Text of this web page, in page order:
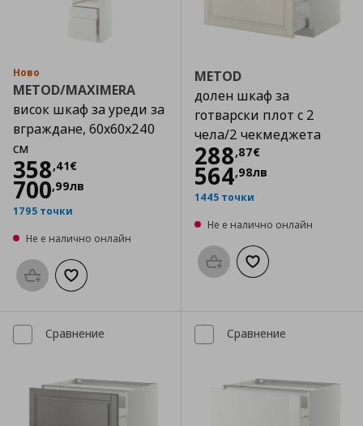
Ново
METOD/MAXIMERA
висок шкаф за уреди за
вграждане, 60x60x240
см
358,41€
Цена
700,99лв
1795 точки
Не е налично онлайн
Προσθήκη στο καλάθι
Добави към списъка с любими
METOD
долен шкаф за
готварски плот с 2
чела/2 чекмеджета
288,87€
Цена288,87 €
564,98лв
1445 точки
Не е налично онлайн
Προσθήκη στο καλάθι
Добави към
Сравнение Сравнение